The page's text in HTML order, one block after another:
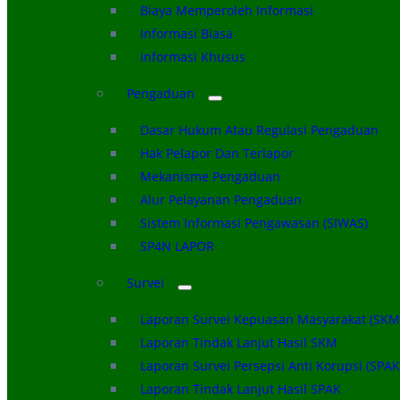
Biaya Memperoleh Informasi
Informasi Biasa
Informasi Khusus
Pengaduan
Dasar Hukum Atau Regulasi Pengaduan
Hak Pelapor Dan Terlapor
Mekanisme Pengaduan
Alur Pelayanan Pengaduan
Sistem Informasi Pengawasan (SIWAS)
SP4N LAPOR
Survei
Laporan Survei Kepuasan Masyarakat
Laporan Tindak Lanjut Hasil SKM
Laporan Survei Persepsi Anti Korupsi
Laporan Tindak Lanjut Hasil SPAK